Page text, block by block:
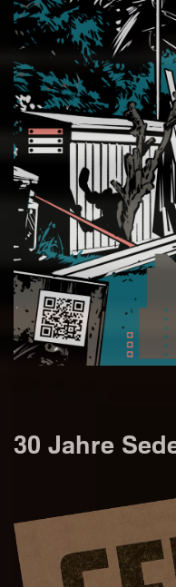
30 Jahre